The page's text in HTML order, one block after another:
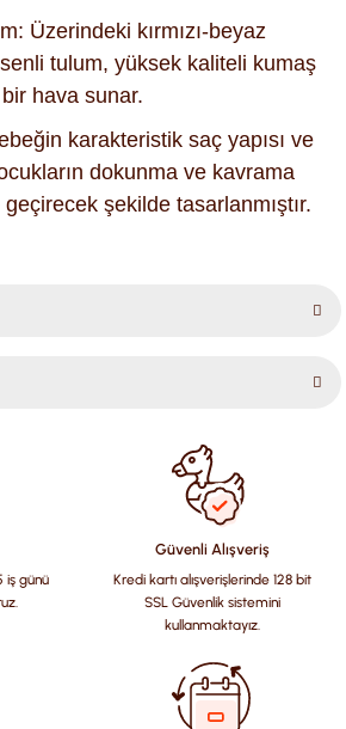
Üzerindeki kırmızı-beyaz
tulum, yüksek kaliteli kumaş
hava sunar.
karakteristik saç yapısı ve
dokunma ve kavrama
şekilde tasarlanmıştır.
noktaları öneri formunu
teşekkür ederiz.
veya görüntülenemiyor.
eksik bilgiler bulunuyor.
bulunuyor.
daha pahalı.
iş günü
Güvenli Alışveriş
Kredi kartı alışverişlerinde 128 bit
SSL Güvenlik sistemini
kullanmaktayız.